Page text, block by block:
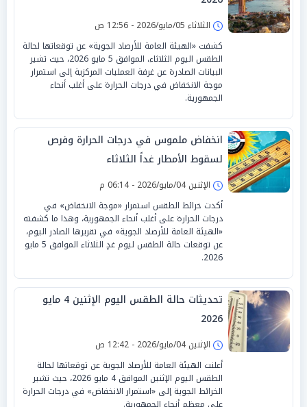
الثلاثاء 05/مايو/2026 - 12:56 ص
كشفت «الهيئة العامة للأرصاد الجوية» عن توقعاتها لحالة
الطقس اليوم الثلاثاء، الموافق 5 مايو 2026، حيث تشير
البيانات الصادرة عن غرفة العمليات المركزية إلى استمرار
موجة الانخفاض في درجات الحرارة على أغلب أنحاء
الجمهورية.
انخفاض ملموس في درجات الحرارة وفرص
لسقوط الأمطار غداً الثلاثاء
الإثنين 04/مايو/2026 - 06:14 م
أكدت خرائط الطقس استمرار «موجة الانخفاض» في
درجات الحرارة على أغلب أنحاء الجمهورية، وهذا ما كشفته
«الهيئة العامة للأرصاد الجوية» في تقريرها الصادر اليوم،
عن توقعات حالة الطقس ليوم غدٍ الثلاثاء الموافق 5 مايو
2026.
تحديثات حالة الطقس اليوم الإثنين 4 مايو
2026
الإثنين 04/مايو/2026 - 12:42 ص
أعلنت الهيئة العامة للأرصاد الجوية عن توقعاتها لحالة
الطقس اليوم الإثنين الموافق 4 مايو 2026، حيث تشير
الخرائط الجوية إلى «استمرار الانخفاض» في درجات الحرارة